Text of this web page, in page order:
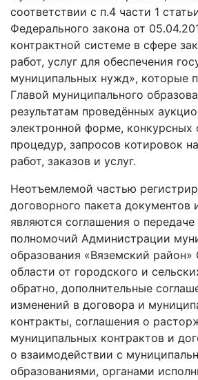
соответствии с п.4 части 1
Федерального закона от
контрактной системе в сфере
работ, услуг для обеспечения
муниципальных нужд», которые
Главой муниципального
результатам проведённых
электронной форме, конкурсных
процедур, запросов котировок
работ, заказов и услуг.
Неотъемлемой частью
договорного пакета документов
являются соглашения о передаче
полномочий Администрации
образования «Вяземский
области от городского и
обратно, дополнительные
изменений в договора и
контракты, соглашения о
муниципальных контрактов и
о взаимодействии с
образованиями, органами